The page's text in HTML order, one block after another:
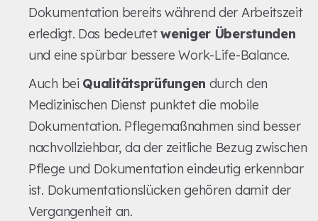
Dokumentation bereits während der Arbeitszeit
erledigt. Das bedeutetweniger Überstunden
und eine spürbar bessere Work-Life-Balance.
Auch bei Qualitätsprüfungen durch den
Medizinischen Dienst punktet die mobile
Dokumentation. Pflegemaßnahmen sind besser
nachvollziehbar, da der zeitliche Bezug zwischen
Pflege und Dokumentation eindeutig erkennbar
ist. Dokumentationslücken gehören damit der
Vergangenheit an.